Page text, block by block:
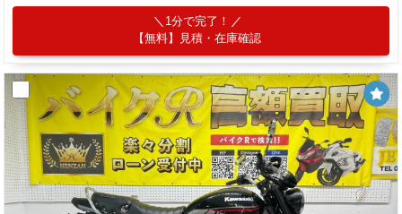
1分で完了！
【無料】見積・在庫確認